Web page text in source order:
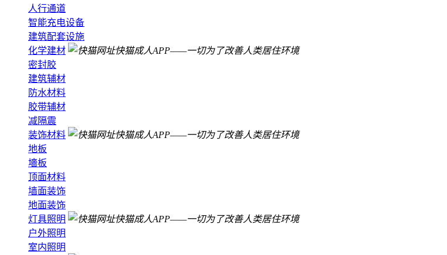
人行通道
智能充电设备
建筑配套设施
化学建材
密封胶
建筑辅材
防水材料
胶带辅材
减隔震
装饰材料
地板
墻板
顶面材料
墙面装饰
地面装饰
灯具照明
户外照明
室内照明